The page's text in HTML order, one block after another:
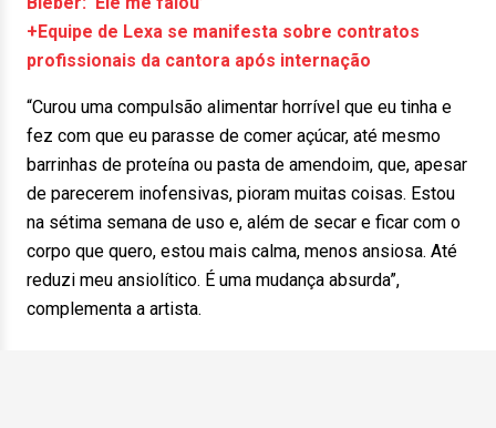
+Equipe de Lexa se manifesta sobre contratos
profissionais da cantora após internação
“Curou uma compulsão alimentar horrível que eu tinha e
fez com que eu parasse de comer açúcar, até mesmo
barrinhas de proteína ou pasta de amendoim, que, apesar
de parecerem inofensivas, pioram muitas coisas. Estou
na sétima semana de uso e, além de secar e ficar com o
corpo que quero, estou mais calma, menos ansiosa. Até
reduzi meu ansiolítico. É uma mudança absurda”,
complementa a artista.